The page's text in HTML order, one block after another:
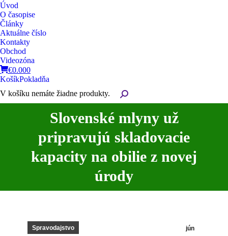
Úvod
O časopise
Články
Aktuálne číslo
Kontakty
Obchod
Videozóna
€0.000
KošíkPokladňa
V košíku nemáte žiadne produkty.
Search:
Slovenské mlyny už
pripravujú skladovacie
kapacity na obilie z novej
úrody
You are here:
jún
Spravodajstvo